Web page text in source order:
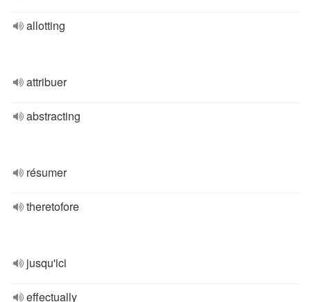
allotting
attribuer
abstracting
résumer
theretofore
jusqu'ici
effectually